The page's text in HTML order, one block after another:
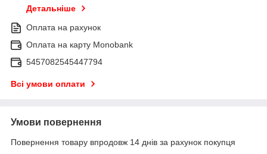
Детальніше
Оплата на рахунок
Оплата на карту Monobank
5457082545447794
Всі умови оплати
Умови повернення
Повернення товару впродовж 14 днів за рахунок покупця